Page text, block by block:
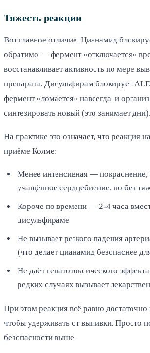
Тяжесть реакции
Вот главное отличие. Цианамид
обратимо — фермент «отключается»
восстанавливает активность по мере
препарата. Дисульфирам блокирует
фермент «ломается» навсегда, и
синтезировать новый (это занимает дни).
На практике это означает, что реакция
приёме Колме:
Менее интенсивная — покраснение,
учащённое сердцебиение, но без
Короче по времени — 2-4 часа
дисульфираме
Не вызывает резкого падения
(что делает цианамид безопаснее
Не даёт гепатотоксического
редких случаях вызывает
При этом реакция всё равно достаточно
чтобы удерживать от выпивки. Просто
безопасности выше.